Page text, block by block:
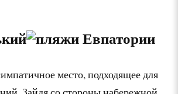
место, подходящее для